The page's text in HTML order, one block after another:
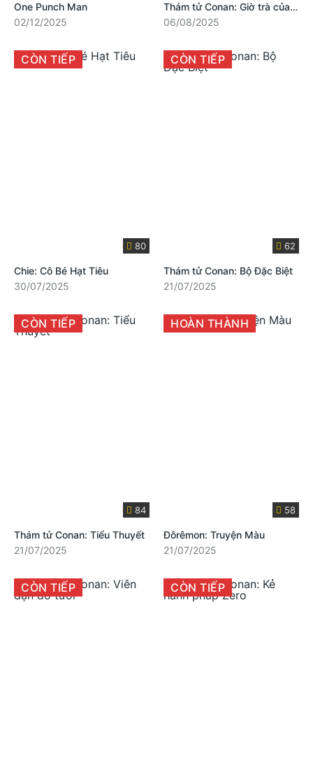
One Punch Man
02/12/2025
Thám tử Conan: Giờ trà của Zero
06/08/2025
80
CÒN TIẾP
Chie: Cô Bé Hạt Tiêu
30/07/2025
62
CÒN TIẾP
Thám tử Conan: Bộ Đặc Biệt
21/07/2025
84
CÒN TIẾP
Thám tử Conan: Tiểu Thuyết
21/07/2025
58
HOÀN THÀNH
Đôrêmon: Truyện Màu
21/07/2025
CÒN TIẾP CÒN TIẾP